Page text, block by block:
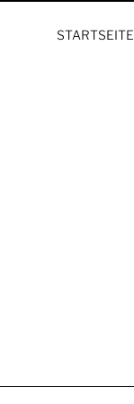
STARTSEITE